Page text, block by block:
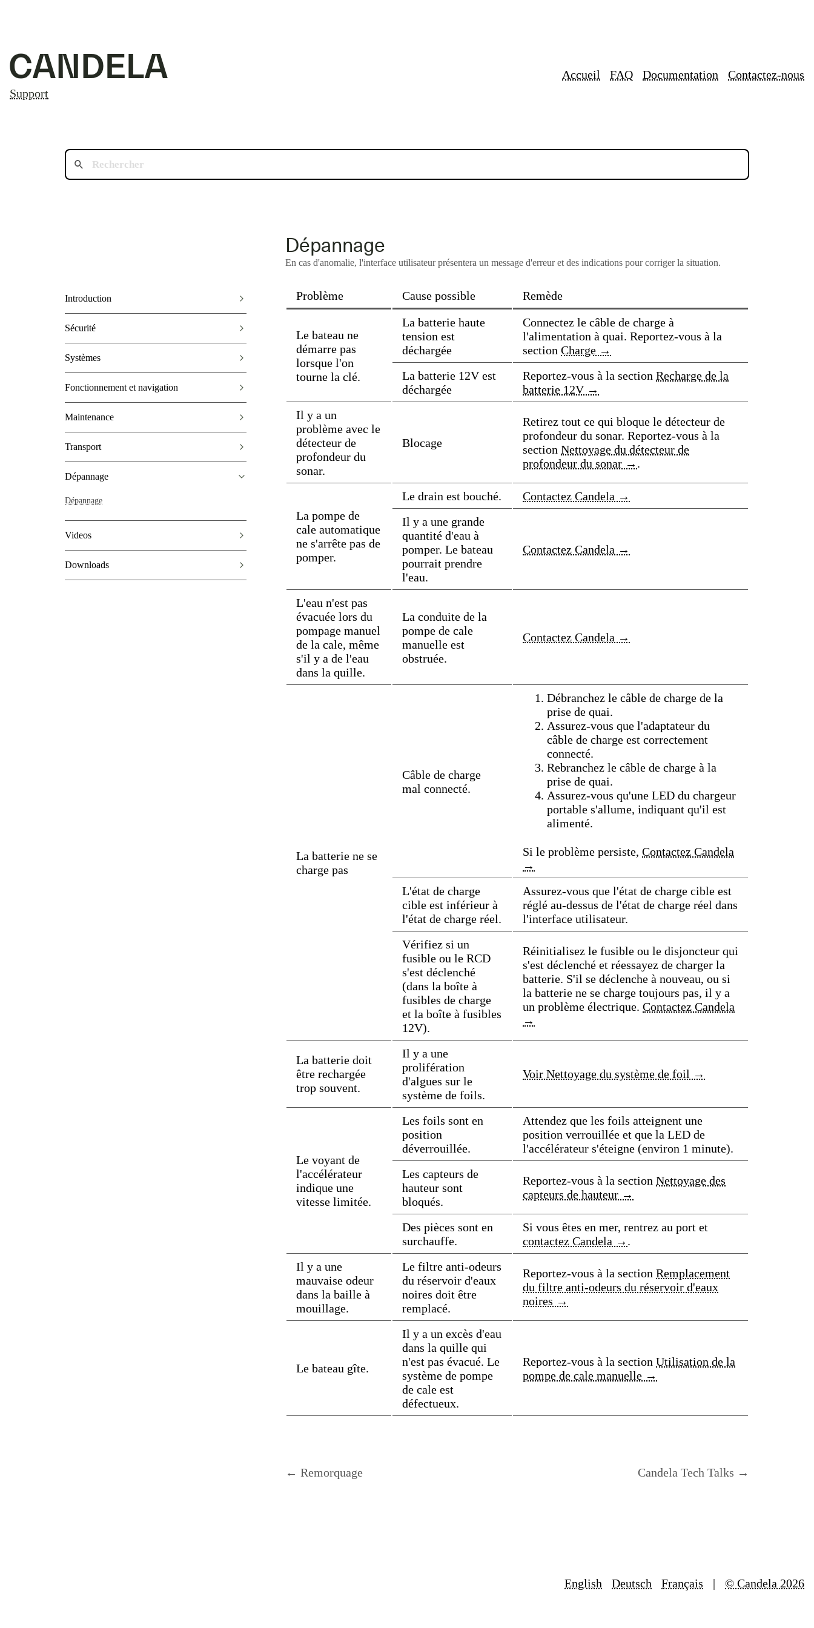
Support
Accueil FAQ Documentation Contactez-nous
Introduction
Sécurité
Systèmes
Fonctionnement et navigation
Maintenance
Transport
Dépannage
Dépannage
Videos
Downloads
Dépannage
En cas d'anomalie, l'interface utilisateur présentera un message d'erreur et des indications pour corriger la situation.
Problème Cause possible Remède
Le bateau ne
démarre pas
lorsque l'on
tourne la clé.
La batterie haute
tension est
déchargée
Connectez le câble de charge à
l'alimentation à quai. Reportez-vous à la
section Charge →
La batterie 12V est
déchargée
Reportez-vous à la section Recharge de la
batterie 12V →
Il y a un
problème avec le
détecteur de
profondeur du
sonar.
Blocage
Retirez tout ce qui bloque le détecteur de
profondeur du sonar. Reportez-vous à la
section Nettoyage du détecteur de
profondeur du sonar → .
La pompe de
cale automatique
ne s'arrête pas de
pomper.
Le drain est bouché.
Contactez Candela →
Il y a une grande
quantité d'eau à
pomper. Le bateau
pourrait prendre
l'eau.
Contactez Candela →
L'eau n'est pas
évacuée lors du
pompage manuel
de la cale, même
s'il y a de l'eau
dans la quille.
La conduite de la
pompe de cale
manuelle est
obstruée.
Contactez Candela →
La batterie ne se
charge pas
Câble de charge
mal connecté.
Débranchez le câble de charge de la
prise de quai.
Assurez-vous que l'adaptateur du
câble de charge est correctement
connecté.
Rebranchez le câble de charge à la
prise de quai.
Assurez-vous qu'une LED du chargeur
portable s'allume, indiquant qu'il est
alimenté.
Si le problème persiste, Contactez Candela
→
L'état de charge
cible est inférieur à
l'état de charge réel.
Assurez-vous que l'état de charge cible est
réglé au-dessus de l'état de charge réel dans
l'interface utilisateur.
Vérifiez si un
fusible ou le RCD
s'est déclenché
(dans la boîte à
fusibles de charge
et la boîte à fusibles
12V).
Réinitialisez le fusible ou le disjoncteur qui
s'est déclenché et réessayez de charger la
batterie. S'il se déclenche à nouveau, ou si
la batterie ne se charge toujours pas, il y a
un problème électrique. Contactez Candela
→
La batterie doit
être rechargée
trop souvent.
Il y a une
prolifération
d'algues sur le
système de foils.
Voir Nettoyage du système de foil →
Le voyant de
l'accélérateur
indique une
vitesse limitée.
Les foils sont en
position
déverrouillée.
Attendez que les foils atteignent une
position verrouillée et que la LED de
l'accélérateur s'éteigne (environ 1 minute).
Les capteurs de
hauteur sont
bloqués.
Reportez-vous à la section Nettoyage des
capteurs de hauteur →
Des pièces sont en
surchauffe.
Si vous êtes en mer, rentrez au port et
contactez Candela → .
Il y a une
mauvaise odeur
dans la baille à
mouillage.
Le filtre anti-odeurs
du réservoir d'eaux
noires doit être
remplacé.
Reportez-vous à la section Remplacement
du filtre anti-odeurs du réservoir d'eaux
noires →
Le bateau gîte.
Il y a un excès d'eau
dans la quille qui
n'est pas évacué. Le
système de pompe
de cale est
défectueux.
Reportez-vous à la section Utilisation de la
pompe de cale manuelle →
← Remorquage Candela Tech Talks →
English Deutsch Français | © Candela 2026